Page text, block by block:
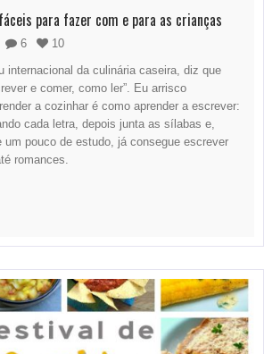
para fazer com e para as crianças
6
10
internacional da culinária caseira, diz que
e comer, como ler”. Eu arrisco
a cozinhar é como aprender a escrever:
cada letra, depois junta as sílabas e,
um pouco de estudo, já consegue escrever
romances.